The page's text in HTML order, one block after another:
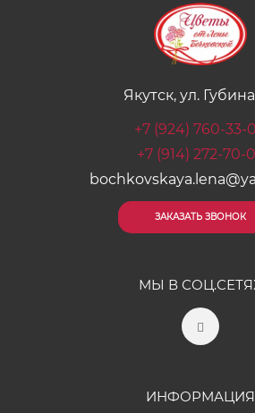
Якутск, ул.
+7 (924) 760-33-
+7 (914) 272-70-
ЗАКАЗАТЬ ЗВОНОК
МЫ В
ИНФОРМАЦИЯ